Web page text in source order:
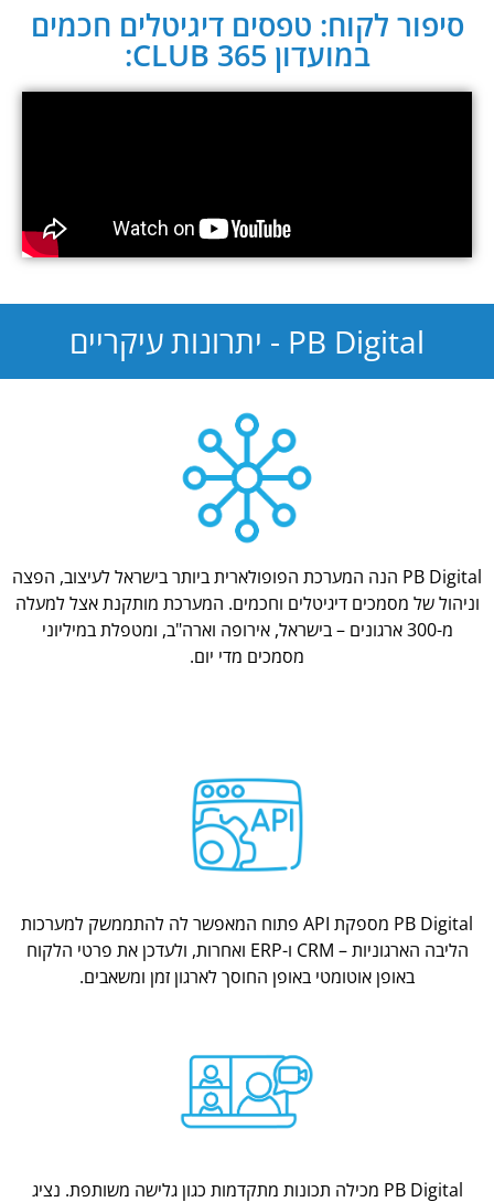
סיפור לקוח: טפסים דיגיטלים חכמים
במועדון CLUB 365:
PB Digital - יתרונות עיקריים
PB Digital הנה המערכת הפופולארית ביותר בישראל לעיצוב, הפצה
וניהול של מסמכים דיגיטלים וחכמים. המערכת מותקנת אצל למעלה
מ-300 ארגונים – בישראל, אירופה וארה"ב, ומטפלת במיליוני
מסמכים מדי יום.
PB Digital מספקת API פתוח המאפשר לה להתממשק למערכות
הליבה הארגוניות – CRM ו-ERP ואחרות, ולעדכן את פרטי הלקוח
באופן אוטומטי באופן החוסך לארגון זמן ומשאבים.
PB Digital מכילה תכונות מתקדמות כגון גלישה משותפת. נציג